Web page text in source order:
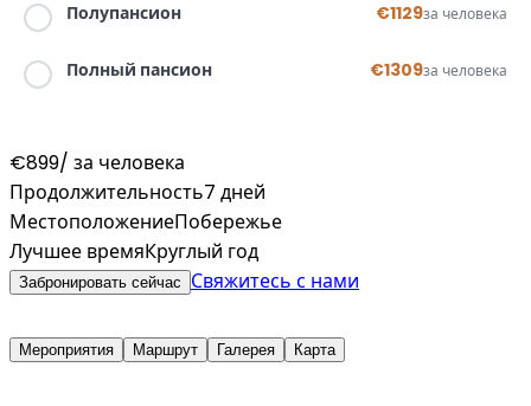
Полупансион €1129за человека
included ✓ included
Полный пансион €1309за человека
€899/ за человека
Продолжительность7 дней
МестоположениеПобережье
Лучшее времяКруглый год
Забронировать сейчас Свяжитесь с нами
Мероприятия Маршрут Галерея Карта